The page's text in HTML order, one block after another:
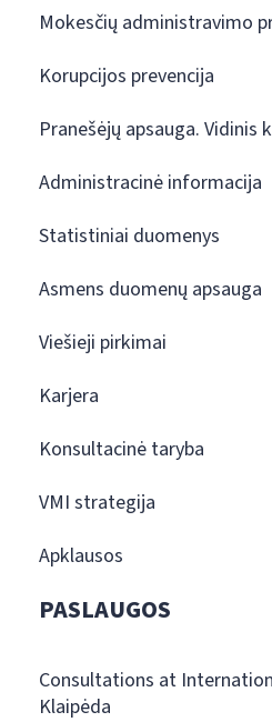
Mokesčių administravimo
Korupcijos prevencija
Pranešėjų apsauga. Vidinis
Administracinė informacija
Statistiniai duomenys
Asmens duomenų apsauga
Viešieji pirkimai
Karjera
Konsultacinė taryba
VMI strategija
Apklausos
PASLAUGOS
Consultations at
Klaipėda